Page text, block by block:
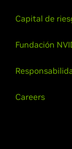
Capital de
Fundación
Careers